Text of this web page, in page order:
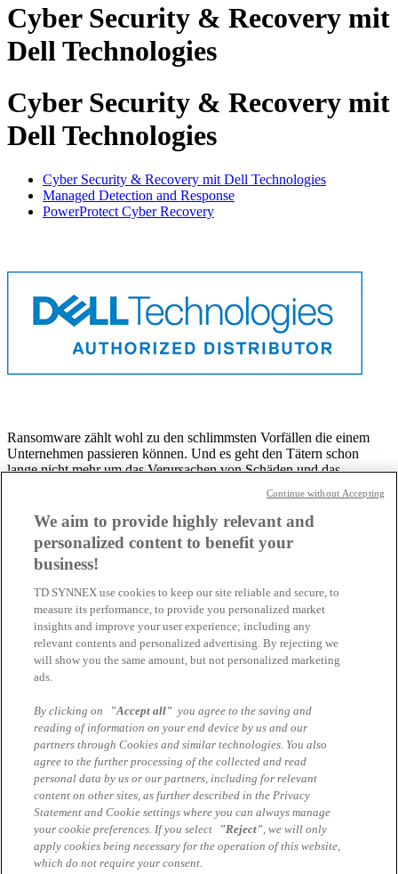
Cyber Security & Recovery mit
Dell Technologies
Cyber Security & Recovery mit
Dell Technologies
Cyber Security & Recovery mit Dell Technologies
Managed Detection and Response
PowerProtect Cyber Recovery
Ransomware zählt wohl zu den schlimmsten Vorfällen die einem
Unternehmen passieren können. Und es geht den Tätern schon
lange nicht mehr um das Verursachen von Schäden und das
geworden und Hackergruppierungen weltweit verdienen Millionen
damit. Alle Länder und alle Branchen sind davon betroffen. Längst
werden auch Industrieanlagen und Prozess-Steuerungs-Systeme in
Mitleidenschaft gezogen und Werke stehen Tage wenn nicht
Wochen still. Der Schaden für ein betroffenes Unternehmen kann in
und verschwinden vom Markt. Zu den bezifferbaren Kosten gesellt
sich dann auch noch der Imageverlust.
Längst ist es nicht mehr ausreichend Antivirenprogramm, Firewalls
und Intrusion Detection Systeme zu betreiben, diese müssen auch
permanent überwacht werden, deren Logfiles analysiert und es muss
auch der Faktor Mensch (Human Error) spielt eine große Rolle.
Somit ist selbst die beste Security kein 100%-iger Schutz, weshalb
geeignete Backup& Recovery-Lösungen und -Konzepte heute
wichtiger sind denn je.
Die gute Nachricht ist, Dell hat die
passenden Lösungen!
Klicken Sie oben im Menü für mehr Infos zu den Themen
Managed Detection and Response“ und „PowerProtect Cyber
Recovery„.
We aim to provide highly relevant and
personalized content to benefit your
business!
TD SYNNEX use cookies to keep our site reliable and secure, to
measure its performance, to provide you personalized market
insights and improve your user experience; including any
relevant contents and personalized advertising. By rejecting we
will show you the same amount, but not personalized marketing
ads.
By clicking on "Accept all" you agree to the saving and
reading of information on your end device by us and our
partners through Cookies and similar technologies. You also
agree to the further processing of the collected and read
personal data by us or our partners, including for relevant
content on other sites, as further described in the Privacy
Statement and Cookie settings where you can always manage
your cookie preferences. If you select
"Reject", we will only
apply cookies being necessary for the operation of this website,
which do not require your consent.
Continue without Accepting